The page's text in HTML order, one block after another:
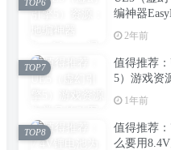
编神器
2年前
TOP6
值得推荐
5）游戏资
型（转载）
1年前
TOP7
值得推荐
么要用
TOP8